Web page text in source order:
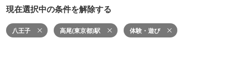
現在選択中の条件を解除する
八王子 高尾(東京都)駅 体験・遊び